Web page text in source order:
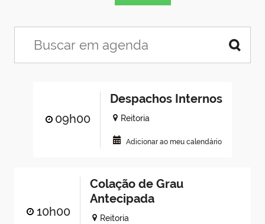
09h00
Despachos Internos
Reitoria
Adicionar ao meu calendário
10h00
Colação de Grau
Antecipada
Reitoria